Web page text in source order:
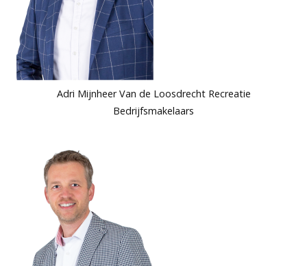
Adri Mijnheer Van de Loosdrecht Recreatie
Bedrijfsmakelaars